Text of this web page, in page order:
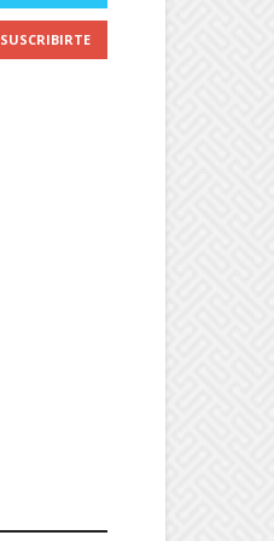
SUSCRIBIRTE